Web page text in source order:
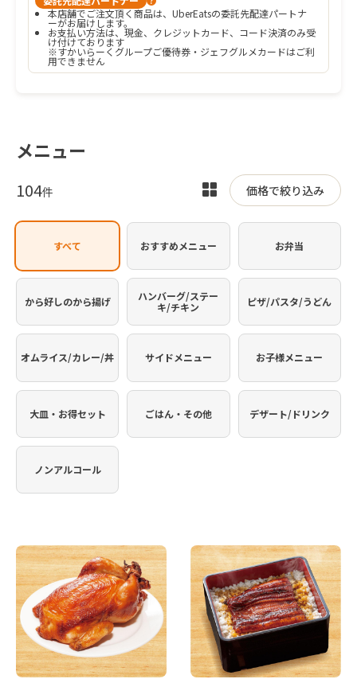
本店舗でご注文頂く商品は、UberEatsの委託先配達パートナ
ーがお届けします。
お支払い方法は、現金、クレジットカード、コード決済のみ受
け付けております
※すかいらーくグループご優待券・ジェフグルメカードはご利
用できません
メニュー
104件
表
を
り
替
価格で絞り込み
すべて おすすめメニュー お弁当
から好しのから揚げ
ハンバーグ/ステー
キ/チキン
ピザ/パスタ/うどん
オムライス/カレー/丼 サイドメニュー お子様メニュー
大皿・お得セット ごはん・その他 デザート/ドリンク
ノンアルコール